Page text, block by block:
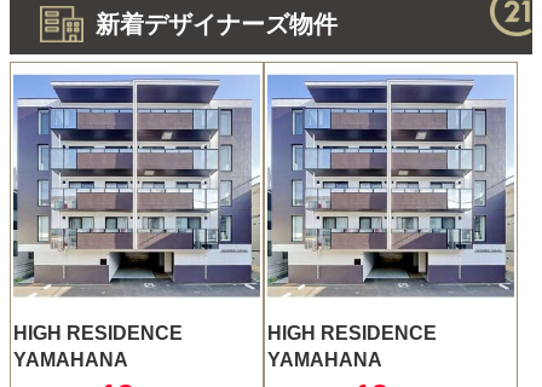
新着デザイナーズ物件
HIGH RESIDENCE
YAMAHANA
HIGH RESIDENCE
YAMAHANA